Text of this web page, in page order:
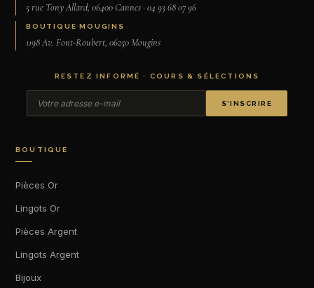
5 rue Tony Allard, 06400 Cannes · 04 93 68 07 96
BOUTIQUE MOUGINS
1198 Av. Font-Roubert, 06250 Mougins
RESTEZ INFORMÉ · COURS & SÉLECTIONS
S’INSCRIRE
BOUTIQUE
Pièces Or
Lingots Or
Pièces Argent
Lingots Argent
Bijoux